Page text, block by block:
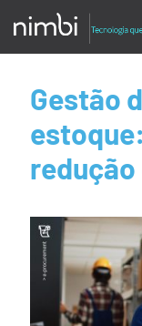
Gestão